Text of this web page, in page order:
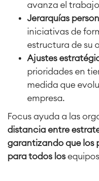
avanza el
Jerarquías
iniciativas de
estructura de su
Ajustes
prioridades en
medida que
empresa.
Focus ayuda a las
distancia entre
garantizando que los
para todos los